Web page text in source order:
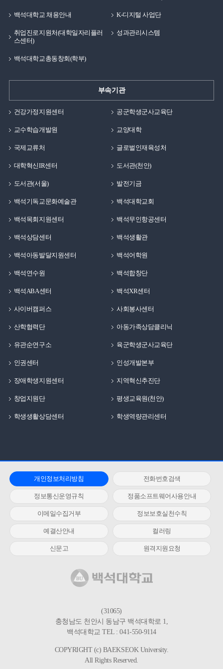
백석대학교 채용안내 K-디지털 사업단
취업진로지원처(대학일자리플러
스센터)
성과관리시스템
백석대학교총동창회(학부)
부속기관
건강가정지원센터 공군학생군사교육단
교수학습개발원 교양대학
국제교류처 글로벌인재육성처
대학혁신IR센터 도서관(천안)
도서관(서울) 발전기금
백석기독교문화예술관 백석대학교회
백석목회지원센터 백석무인항공센터
백석상담센터 백석생활관
백석아동발달지원센터 백석어학원
백석연수원 백석합창단
백석ABA센터 백석XR센터
사이버캠퍼스 사회봉사센터
산학협력단 아동가족상담클리닉
유관순연구소 육군학생군사교육단
인권센터 인성개발본부
장애학생지원센터 지역혁신추진단
창업지원단 평생교육원(천안)
학생생활상담센터 학생역량관리센터
개인정보처리방침 전화번호검색
정보통신운영규칙 정품소프트웨어사용안내
이메일수집거부 정보보호실천수칙
예결산안내 컬러링
신문고 원격지원요청
(31065)
충청남도 천안시 동남구 백석대학로 1,
백석대학교 TEL : 041-550-9114
COPYRIGHT (c) BAEKSEOK University.
All Rights Reserved.